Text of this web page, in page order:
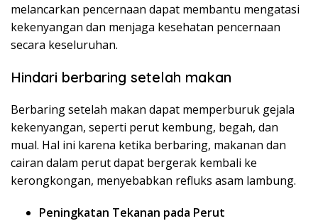
melancarkan pencernaan dapat membantu mengatasi
kekenyangan dan menjaga kesehatan pencernaan
secara keseluruhan.
Hindari berbaring setelah makan
Berbaring setelah makan dapat memperburuk gejala
kekenyangan, seperti perut kembung, begah, dan
mual. Hal ini karena ketika berbaring, makanan dan
cairan dalam perut dapat bergerak kembali ke
kerongkongan, menyebabkan refluks asam lambung.
Peningkatan Tekanan pada Perut